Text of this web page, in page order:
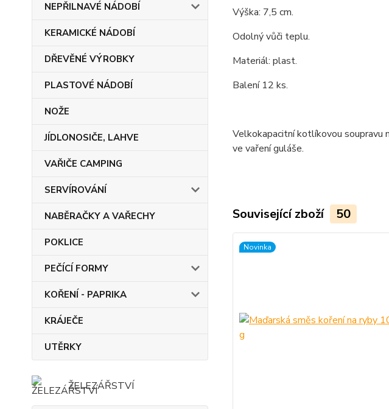
NEPŘILNAVÉ NÁDOBÍ
KERAMICKÉ NÁDOBÍ
DŘEVĚNÉ VÝROBKY
PLASTOVÉ NÁDOBÍ
NOŽE
JÍDLONOSIČE, LAHVE
VAŘIČE CAMPING
SERVÍROVÁNÍ
NABĚRAČKY A VAŘECHY
POKLICE
PEČÍCÍ FORMY
KOŘENÍ - PAPRIKA
KRÁJEČE
UTĚRKY
ŽELEZÁŘSTVÍ
Výška: 7,5 cm.
Odolný vůči teplu.
Materiál: plast.
Balení 12 ks.
Velkokapacitní kotlíkovou soupravu
ve vaření guláše.
Související zboží 50
Novinka